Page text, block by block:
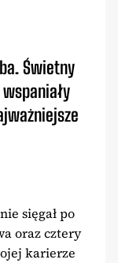
Świetny
sięgał po
oraz cztery
karierze